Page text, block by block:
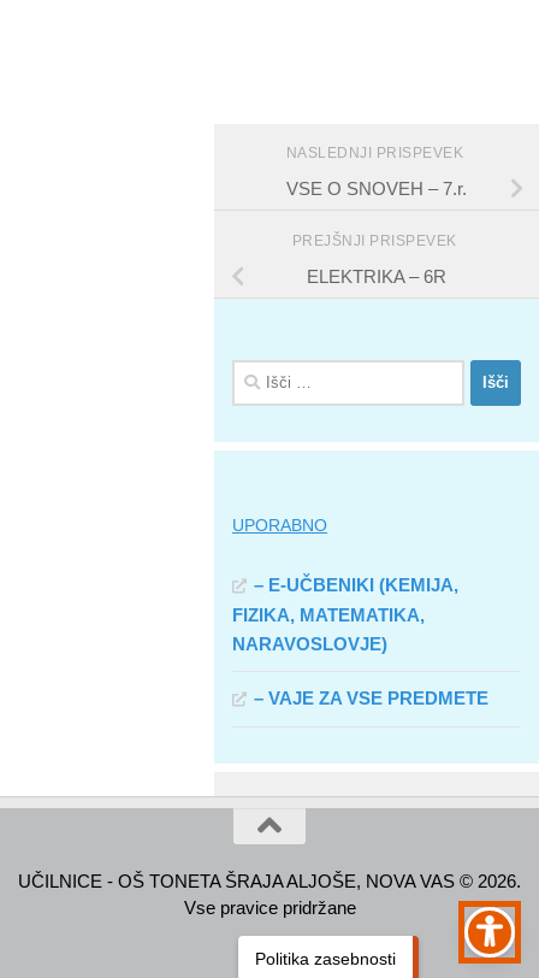
NASLEDNJI PRISPEVEK
VSE O SNOVEH – 7.r.
PREJŠNJI PRISPEVEK
ELEKTRIKA – 6R
Išči:
UPORABNO
– E-UČBENIKI (KEMIJA,
FIZIKA, MATEMATIKA,
NARAVOSLOVJE)
– VAJE ZA VSE PREDMETE
UČILNICE - OŠ TONETA ŠRAJA ALJOŠE, NOVA VAS © 2026.
Vse pravice pridržane
Politika zasebnosti